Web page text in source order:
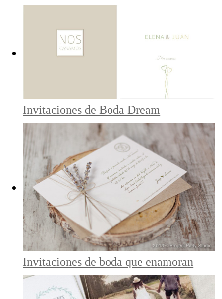
Invitaciones de Boda Dream
Invitaciones de boda que enamoran